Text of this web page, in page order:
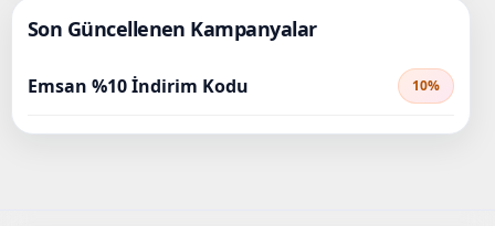
Son Güncellenen Kampanyalar
Emsan %10 İndirim Kodu 10%